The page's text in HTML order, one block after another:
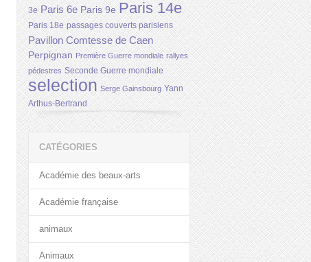
3e Paris 6e Paris 9e Paris 14e
Paris 18e passages couverts parisiens
Pavillon Comtesse de Caen
Perpignan Première Guerre mondiale rallyes
pédestres Seconde Guerre mondiale
selection Serge Gainsbourg Yann
Arthus-Bertrand
CATÉGORIES
Académie des beaux-arts
Académie française
animaux
Animaux